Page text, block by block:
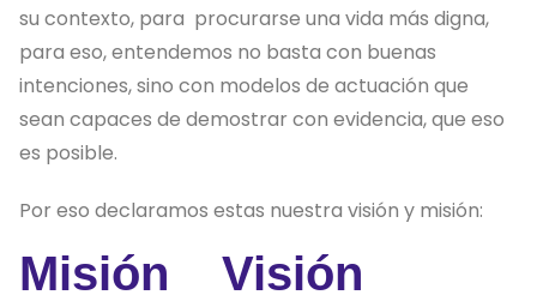
su contexto, para procurarse una vida más digna,
para eso, entendemos no basta con buenas
intenciones, sino con modelos de actuación que
sean capaces de demostrar con evidencia, que eso
es posible.
Por eso declaramos estas nuestra visión y misión:
Misión Visión